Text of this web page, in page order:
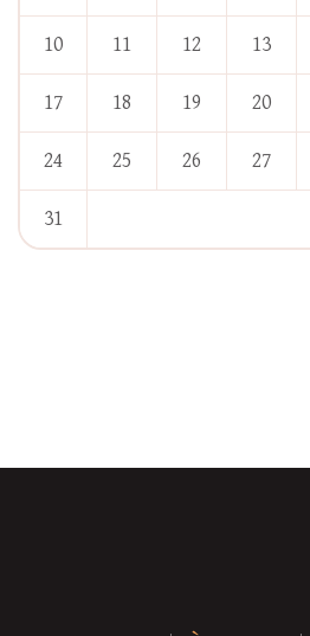
10 11 12 13
17 18 19 20
24 25 26 27
31